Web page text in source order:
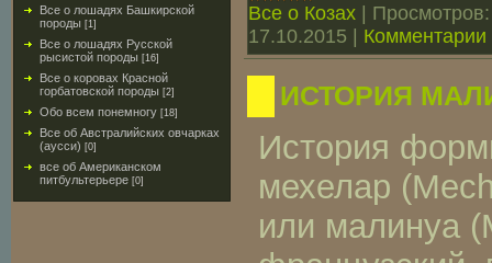
Все о лошадях Башкирской
породы [1]
Все о лошадях Русской
рысистой породы [16]
Все о коровах Красной
горбатовской породы [2]
Обо всем понемногу [18]
Все об Австралийских овчарках
(аусси) [0]
все об Американском
питбультерьере [0]
Все о Козах | Просмотров:
17.10.2015 | Комментарии
ИСТОРИЯ
История
мехелар
или малинуа